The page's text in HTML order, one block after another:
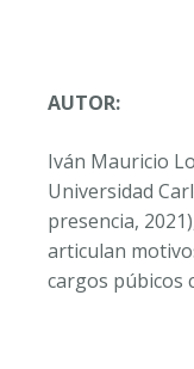
AUTOR:
Iván Mauricio
Universidad
presencia,
articulan
cargos púbicos